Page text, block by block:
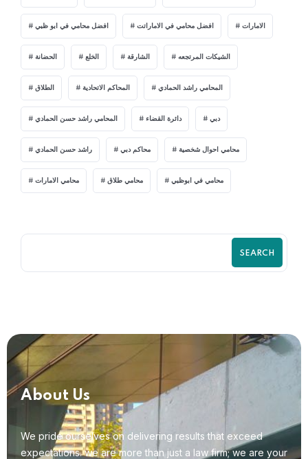
افضل محامي في ابو ظبي افضل محامي في الاماراتت الامارات
الحضانة الخلع الشارقة الشيكات المرتجعه
الطلاق المحاكم الاتحادية المحامي راشد الحمادي
المحامي راشد حسن الحمادي دائرة القضاء دبي
راشد حسن الحمادي محاكم دبي محامي احوال شخصية
محامي الامارات محامي طلاق محامي في ابوظبي
SEARCH
About Us
We pride ourselves on delivering results that exceed
expectations. we are more than just a law firm; we are your